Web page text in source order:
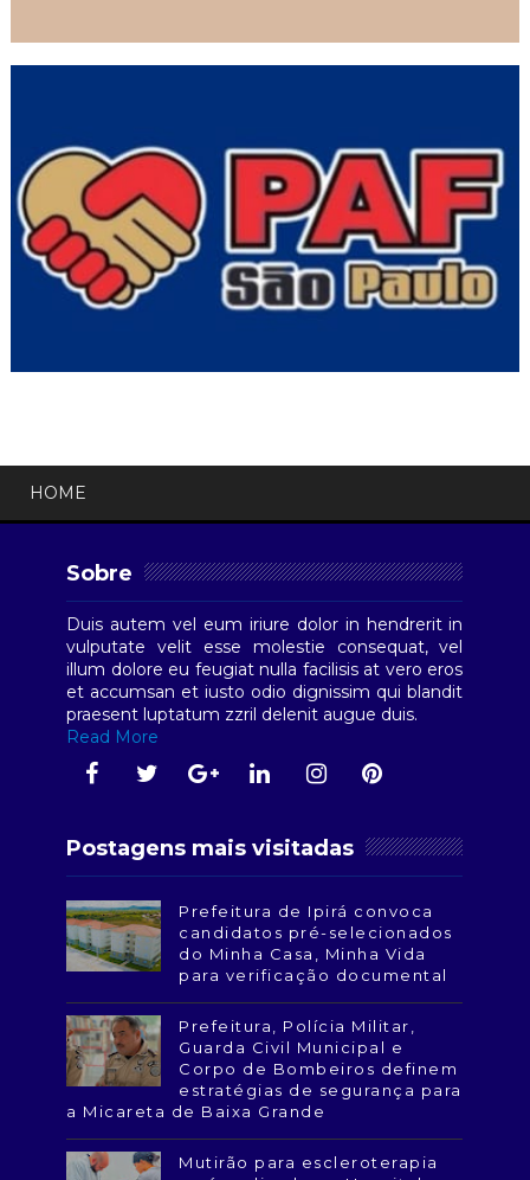
HOME
Sobre
Duis autem vel eum iriure dolor in hendrerit in
vulputate velit esse molestie consequat, vel
illum dolore eu feugiat nulla facilisis at vero eros
et accumsan et iusto odio dignissim qui blandit
praesent luptatum zzril delenit augue duis.
Read More
Postagens mais visitadas
Prefeitura de Ipirá convoca
candidatos pré-selecionados
do Minha Casa, Minha Vida
para verificação documental
Prefeitura, Polícia Militar,
Guarda Civil Municipal e
Corpo de Bombeiros definem
estratégias de segurança para
a Micareta de Baixa Grande
Mutirão para escleroterapia